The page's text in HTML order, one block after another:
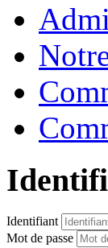
Identifiant
Mot de passe